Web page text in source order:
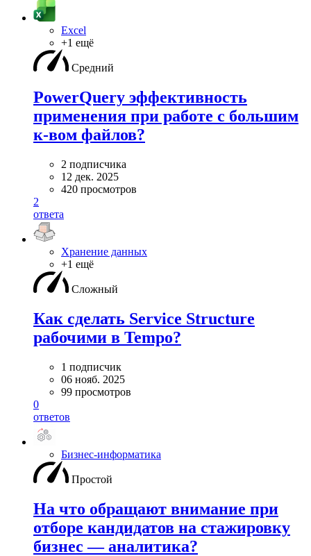
Excel
+1 ещё
Средний
PowerQuery эффективность
применения при работе с большим
к-вом файлов?
2 подписчика
12 дек. 2025
420 просмотров
2
ответа
Хранение данных
+1 ещё
Сложный
Как сделать Service Structure
рабочими в Tempo?
1 подписчик
06 нояб. 2025
99 просмотров
0
ответов
Бизнес-информатика
Простой
На что обращают внимание при
отборе кандидатов на стажировку
бизнес — аналитика?